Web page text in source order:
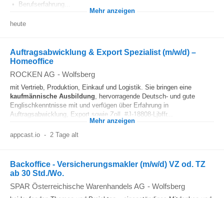
• Berufserfahrung...
Mehr anzeigen
heute
Auftragsabwicklung & Export Spezialist (m/w/d) –
Homeoffice
ROCKEN AG - Wolfsberg
mit Vertrieb, Produktion, Einkauf und Logistik. Sie bringen eine
kaufmännische Ausbildung, hervorragende Deutsch- und gute
Englischkenntnisse mit und verfügen über Erfahrung in
Auftragsabwicklung, Export sowie Zoll. #J-18808-Ljbffr...
Mehr anzeigen
appcast.io - 2 Tage alt
Backoffice - Versicherungsmakler (m/w/d) VZ od. TZ
ab 30 Std./Wo.
SPAR Österreichische Warenhandels AG - Wolfsberg